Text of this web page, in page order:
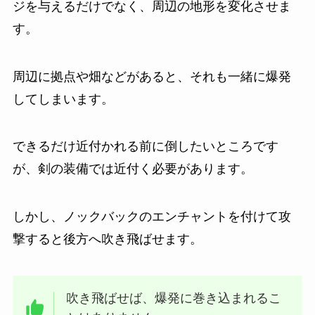
ジを与えるだけでなく、周辺の地形を変化させま
す。
周辺に拠点や畑などがあると、それも一緒に爆発
してしまいます。
できるだけ近付かれる前に倒したいところです
が、剣の装備では近付く必要があります。
しかし、ノックバックのエンチャントを付けて攻
撃すると後方へ吹き飛ばせます。
吹き飛ばせば、爆発に巻き込まれるこ